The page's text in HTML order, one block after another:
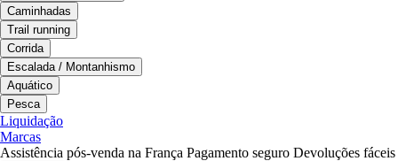
Caminhadas
Trail running
Corrida
Escalada / Montanhismo
Aquático
Pesca
Liquidação
Marcas
Assistência pós-venda na França Pagamento seguro Devoluções fáceis